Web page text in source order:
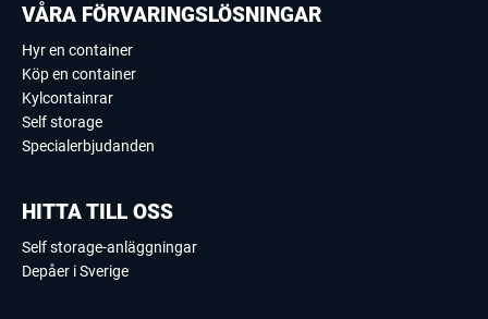
VÅRA FÖRVARINGSLÖSNINGAR
Hyr en container
Köp en container
Kylcontainrar
Self storage
Specialerbjudanden
HITTA TILL OSS
Self storage-anläggningar
Depåer i Sverige